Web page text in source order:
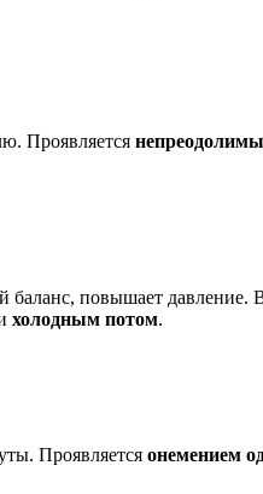
Проявляется
повышает давление.
холодным потом.
Проявляется онемением